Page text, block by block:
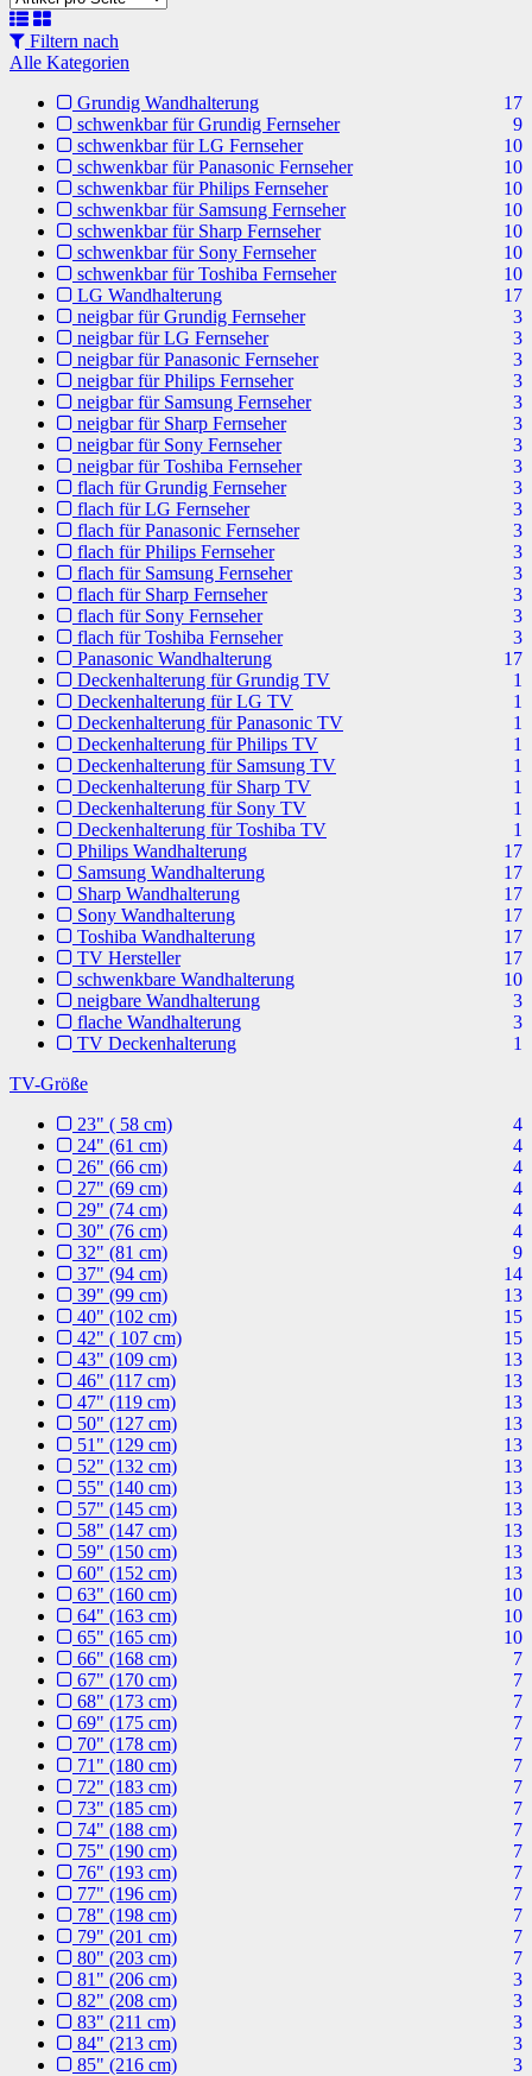
Filtern nach
Alle Kategorien
17
Grundig Wandhalterung
9
schwenkbar für Grundig Fernseher
10
schwenkbar für LG Fernseher
10
schwenkbar für Panasonic Fernseher
10
schwenkbar für Philips Fernseher
10
schwenkbar für Samsung Fernseher
10
schwenkbar für Sharp Fernseher
10
schwenkbar für Sony Fernseher
10
schwenkbar für Toshiba Fernseher
17
LG Wandhalterung
3
neigbar für Grundig Fernseher
3
neigbar für LG Fernseher
3
neigbar für Panasonic Fernseher
3
neigbar für Philips Fernseher
3
neigbar für Samsung Fernseher
3
neigbar für Sharp Fernseher
3
neigbar für Sony Fernseher
3
neigbar für Toshiba Fernseher
3
flach für Grundig Fernseher
3
flach für LG Fernseher
3
flach für Panasonic Fernseher
3
flach für Philips Fernseher
3
flach für Samsung Fernseher
3
flach für Sharp Fernseher
3
flach für Sony Fernseher
3
flach für Toshiba Fernseher
17
Panasonic Wandhalterung
1
Deckenhalterung für Grundig TV
1
Deckenhalterung für LG TV
1
Deckenhalterung für Panasonic TV
1
Deckenhalterung für Philips TV
1
Deckenhalterung für Samsung TV
1
Deckenhalterung für Sharp TV
1
Deckenhalterung für Sony TV
1
Deckenhalterung für Toshiba TV
17
Philips Wandhalterung
17
Samsung Wandhalterung
17
Sharp Wandhalterung
17
Sony Wandhalterung
17
Toshiba Wandhalterung
17
TV Hersteller
10
schwenkbare Wandhalterung
3
neigbare Wandhalterung
3
flache Wandhalterung
1
TV Deckenhalterung
TV-Größe
4
23" ( 58 cm)
4
24" (61 cm)
4
26" (66 cm)
4
27" (69 cm)
4
29" (74 cm)
4
30" (76 cm)
9
32" (81 cm)
14
37" (94 cm)
13
39" (99 cm)
15
40" (102 cm)
15
42" ( 107 cm)
13
43" (109 cm)
13
46" (117 cm)
13
47" (119 cm)
13
50" (127 cm)
13
51" (129 cm)
13
52" (132 cm)
13
55" (140 cm)
13
57" (145 cm)
13
58" (147 cm)
13
59" (150 cm)
13
60" (152 cm)
10
63" (160 cm)
10
64" (163 cm)
10
65" (165 cm)
7
66" (168 cm)
7
67" (170 cm)
7
68" (173 cm)
7
69" (175 cm)
7
70" (178 cm)
7
71" (180 cm)
7
72" (183 cm)
7
73" (185 cm)
7
74" (188 cm)
7
75" (190 cm)
7
76" (193 cm)
7
77" (196 cm)
7
78" (198 cm)
7
79" (201 cm)
7
80" (203 cm)
3
81" (206 cm)
3
82" (208 cm)
3
83" (211 cm)
3
84" (213 cm)
3
85" (216 cm)